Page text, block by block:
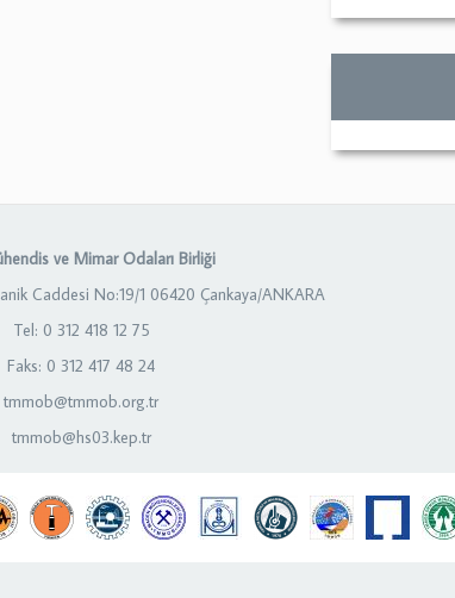
ve Mimar Odaları Birliği
Caddesi No:19/1 06420 Çankaya/ANKARA
Tel: 0 312 418 12 75
Faks: 0 312 417 48 24
tmmob@tmmob.org.tr
tmmob@hs03.kep.tr